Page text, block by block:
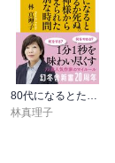
80代になるとたいていボケるか死ぬ。70代は神様から与えられた特別な時間
林真理子